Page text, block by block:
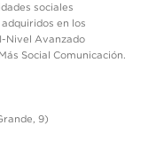
sociales
en los
Nivel Avanzado
Social Comunicación.
9)